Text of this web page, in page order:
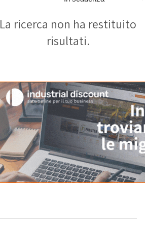
La ricerca non ha restituito
risultati.